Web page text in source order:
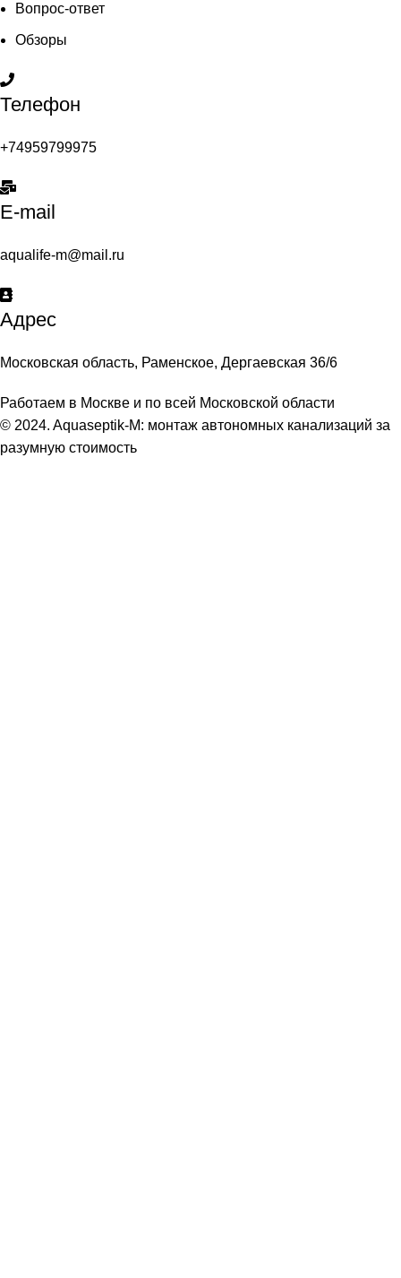
Вопрос-ответ
Обзоры
Телефон
+74959799975
E-mail
aqualife-m@mail.ru
Адрес
Московская область, Раменское, Дергаевская 36/6
Работаем в Москве и по всей Московской области
© 2024. Aquaseptik-M: монтаж автономных канализаций за
разумную стоимость